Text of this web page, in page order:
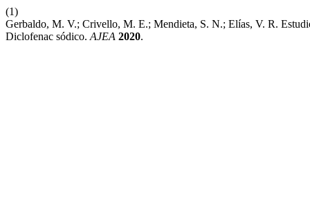
(1)
Gerbaldo, M. V.; Crivello, M. E.; Mendieta, S. N.; Elías, V. R.
Diclofenac sódico. AJEA 2020.